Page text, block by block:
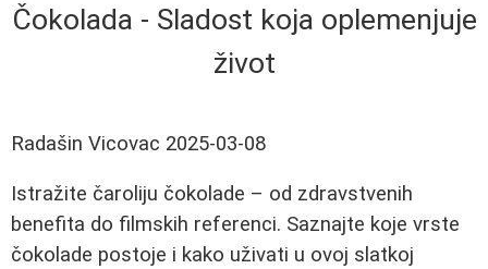
Čokolada - Sladost koja oplemenjuje
život
Radašin Vicovac 2025-03-08
Istražite čaroliju čokolade – od zdravstvenih
benefita do filmskih referenci. Saznajte koje vrste
čokolade postoje i kako uživati u ovoj slatkoj